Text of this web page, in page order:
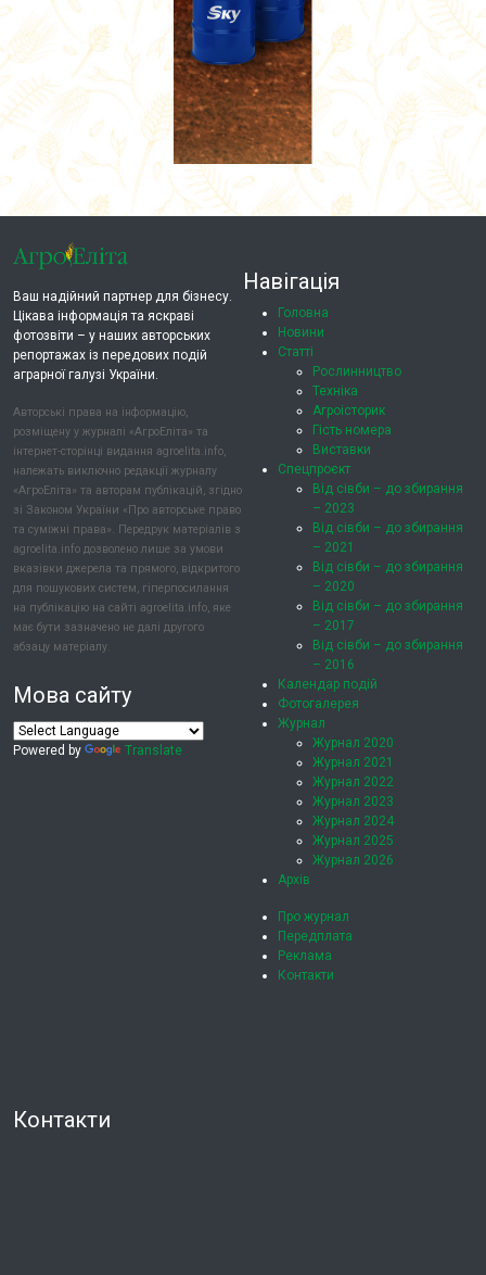
Ваш надійний партнер для бізнесу.
Цікава інформація та яскраві
фотозвіти – у наших авторських
репортажах із передових подій
аграрної галузі України.
Авторські права на інформацію,
розміщену у журналі «АгроЕліта» та
інтернет-сторінці видання agroelita.info,
належать виключно редакції журналу
«АгроЕліта» та авторам публікацій, згідно
зі Законом України «Про авторське право
та суміжні права». Передрук матеріалів з
agroelita.info дозволено лише за умови
вказівки джерела та прямого, відкритого
для пошукових систем, гіперпосилання
на публікацію на сайті agroelita.info, яке
має бути зазначено не далі другого
абзацу матеріалу.
Мова сайту
Powered by Translate
Навігація
Головна
Новини
Статті
Рослинництво
Техніка
Агроісторик
Гість номера
Виставки
Спецпроєкт
Від сівби – до збирання
– 2023
Від сівби – до збирання
– 2021
Від сівби – до збирання
– 2020
Від сівби – до збирання
– 2017
Від сівби – до збирання
– 2016
Календар подій
Фотогалерея
Журнал
Журнал 2020
Журнал 2021
Журнал 2022
Журнал 2023
Журнал 2024
Журнал 2025
Журнал 2026
Архів
Про журнал
Передплата
Реклама
Контакти
Контакти